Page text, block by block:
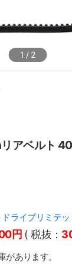
1 / 2
リアベルト
ライブリミテッ
円 ( 税抜：
があります。